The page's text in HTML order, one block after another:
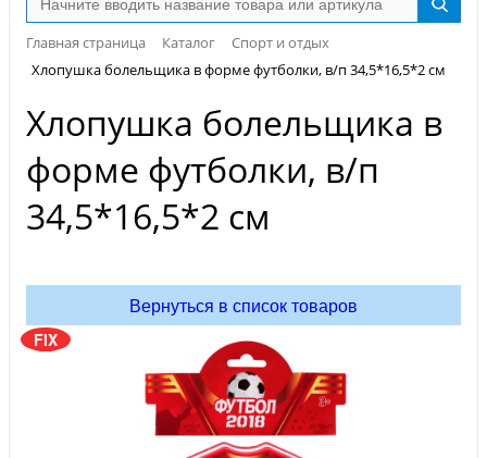
Главная страница Каталог
Спорт и отдых
Хлопушка болельщика в форме футболки, в/п 34,5*16,5*2 см
Хлопушка болельщика в
форме футболки, в/п
34,5*16,5*2 см
Вернуться в список товаров
FIX